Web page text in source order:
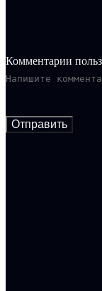
Комментарии
Отправить